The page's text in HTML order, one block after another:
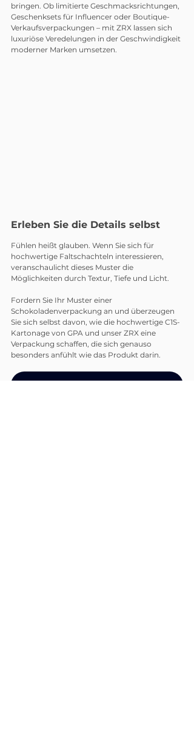
bringen. Ob limitierte Geschmacksrichtungen,
Geschenksets für Influencer oder Boutique-
Verkaufsverpackungen – mit ZRX lassen sich
luxuriöse Veredelungen in der Geschwindigkeit
moderner Marken umsetzen.
Erleben Sie die Details selbst
Fühlen heißt glauben. Wenn Sie sich für
hochwertige Faltschachteln interessieren,
veranschaulicht dieses Muster die
Möglichkeiten durch Textur, Tiefe und Licht.
Fordern Sie Ihr Muster einer
Schokoladenverpackung an und überzeugen
Sie sich selbst davon, wie die hochwertige C1S-
Kartonage von GPA und unser ZRX eine
Verpackung schaffen, die sich genauso
besonders anfühlt wie das Produkt darin.